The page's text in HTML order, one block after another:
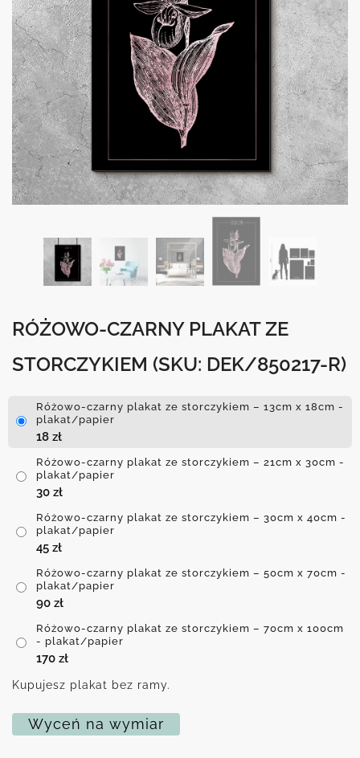
RÓŻOWO-CZARNY PLAKAT ZE
STORCZYKIEM (SKU: DEK/850217-R)
Różowo-czarny plakat ze storczykiem – 13cm x 18cm -
plakat/papier
18 zł
Różowo-czarny plakat ze storczykiem – 21cm x 30cm -
plakat/papier
30 zł
Różowo-czarny plakat ze storczykiem – 30cm x 40cm -
plakat/papier
45 zł
Różowo-czarny plakat ze storczykiem – 50cm x 70cm -
plakat/papier
90 zł
Różowo-czarny plakat ze storczykiem – 70cm x 100cm
- plakat/papier
170 zł
Kupujesz plakat bez ramy.
Wyceń na wymiar